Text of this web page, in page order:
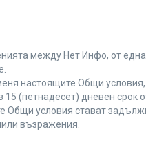
между Нет Инфо, от
настоящите Общи
15 (петнадесет) дневен
условия стават
възражения.